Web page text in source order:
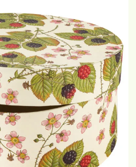
€12,50-25,-
WEERGAVE